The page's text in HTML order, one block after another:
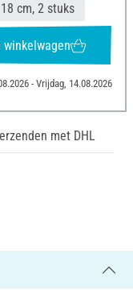
cm, 2 stuks
winkelwagen
- Vrijdag, 14.08.2026
met DHL